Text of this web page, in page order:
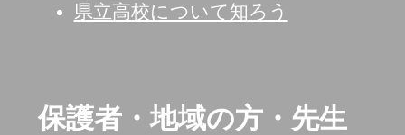
県立高校について知ろう
保護者・地域の方・先生